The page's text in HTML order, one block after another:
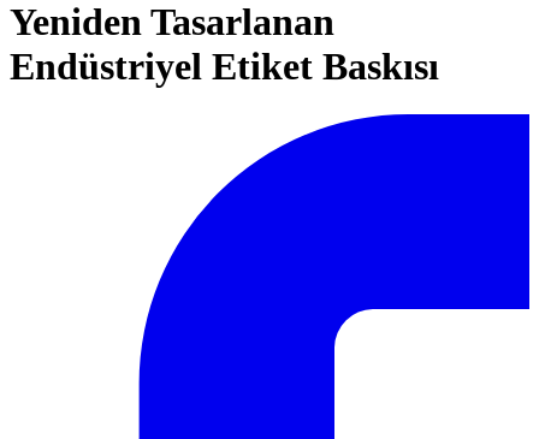
Yeniden Tasarlanan
Endüstriyel Etiket Baskısı